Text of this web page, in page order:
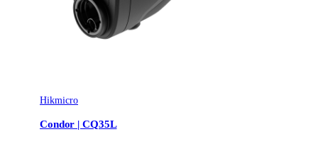
Hikmicro
Condor | CQ35L